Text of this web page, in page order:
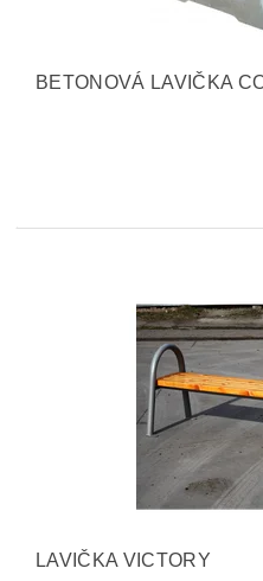
BETONOVÁ LAVIČKA
LAVIČKA VICTORY